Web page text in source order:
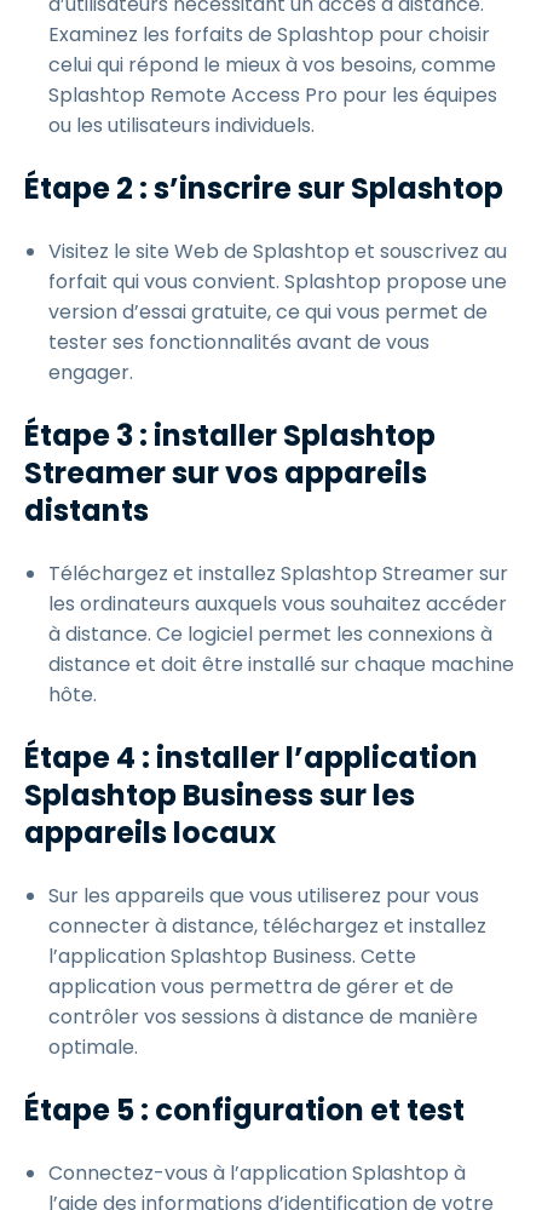
Examinez les forfaits de Splashtop pour choisir
celui qui répond le mieux à vos besoins, comme
Splashtop Remote Access Pro pour les équipes
ou les utilisateurs individuels.
Étape 2 : s’inscrire sur Splashtop
Visitez le site Web de Splashtop et souscrivez au
forfait qui vous convient. Splashtop propose une
version d’essai gratuite, ce qui vous permet de
tester ses fonctionnalités avant de vous
engager.
Étape 3 : installer Splashtop
Streamer sur vos appareils
distants
Téléchargez et installez Splashtop Streamer sur
les ordinateurs auxquels vous souhaitez accéder
à distance. Ce logiciel permet les connexions à
distance et doit être installé sur chaque machine
hôte.
Étape 4 : installer l’application
Splashtop Business sur les
appareils locaux
Sur les appareils que vous utiliserez pour vous
connecter à distance, téléchargez et installez
l’application Splashtop Business. Cette
application vous permettra de gérer et de
contrôler vos sessions à distance de manière
optimale.
Étape 5 : configuration et test
Connectez-vous à l’application Splashtop à
l’aide des informations d’identification de votre